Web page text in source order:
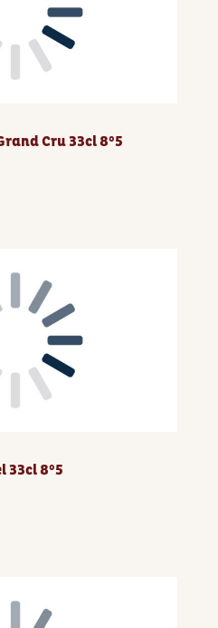
Cru 33cl 8°5
33cl 8°5